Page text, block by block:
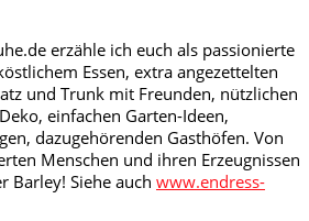
erzähle ich euch als passionierte
Essen, extra angezettelten
und Trunk mit Freunden, nützlichen
einfachen Garten-Ideen,
dazugehörenden Gasthöfen. Von
Menschen und ihren Erzeugnissen
Barley! Siehe auch www.endress-